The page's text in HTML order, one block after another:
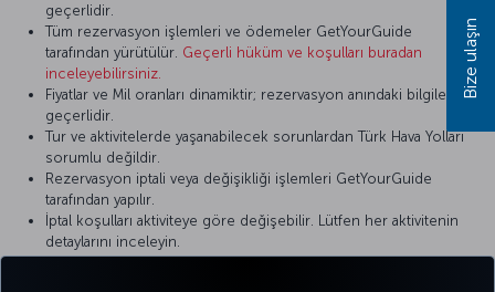
geçerlidir.
Tüm rezervasyon işlemleri ve ödemeler GetYourGuide
tarafından yürütülür. Geçerli hüküm ve koşulları buradan
inceleyebilirsiniz.
Fiyatlar ve Mil oranları dinamiktir; rezervasyon anındaki bilgiler
geçerlidir.
Tur ve aktivitelerde yaşanabilecek sorunlardan Türk Hava Yolları
sorumlu değildir.
Rezervasyon iptali veya değişikliği işlemleri GetYourGuide
tarafından yapılır.
İptal koşulları aktiviteye göre değişebilir. Lütfen her aktivitenin
detaylarını inceleyin.
Bize ulaşın